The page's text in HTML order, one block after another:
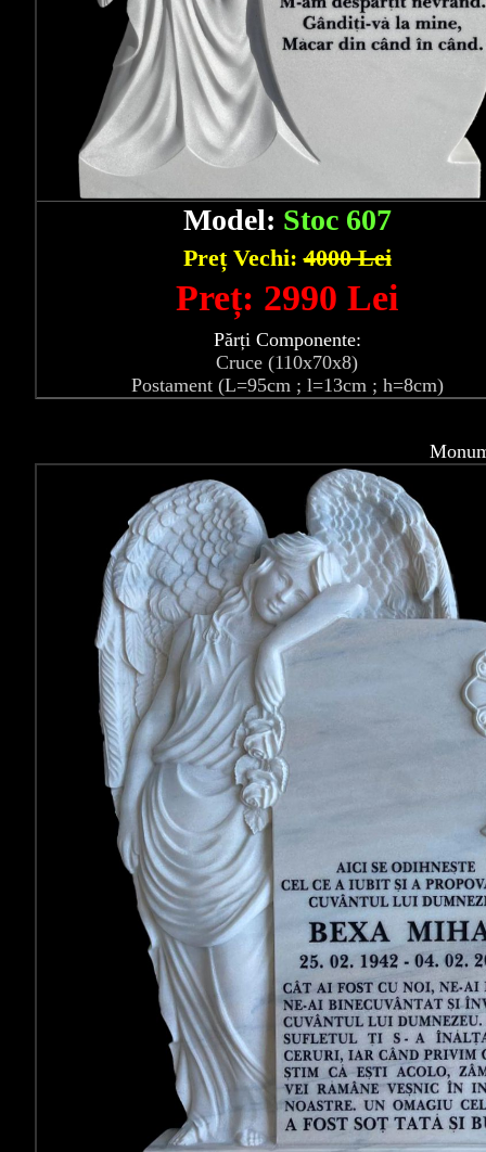
Model: Stoc 607
Preț Vechi:4000 Lei
Preț: 2990 Lei
Părți Componente:
Cruce (110x70x8)
Postament (L=95cm ; l=13cm ; h=8cm)